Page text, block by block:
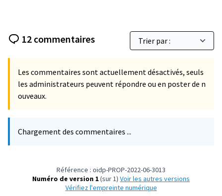
12 commentaires
Les commentaires sont actuellement désactivés, seuls
les administrateurs peuvent répondre ou en poster de n
ouveaux.
Chargement des commentaires ...
Référence : oidp-PROP-2022-06-3013
Numéro de version 1(sur 1)
voir les autres versions
Vérifiez l'empreinte numérique